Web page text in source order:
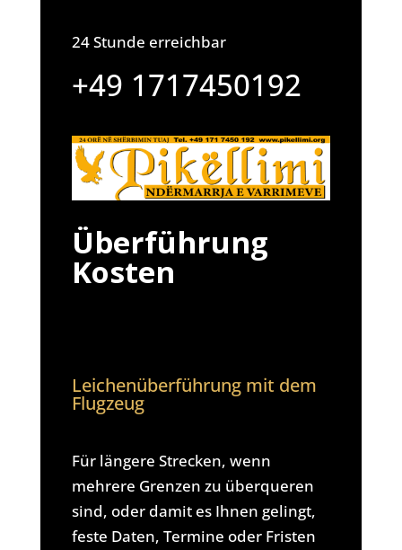
24 Stunde erreichbar
+49 1717450192
Überführung
Kosten
Leichenüberführung mit dem
Flugzeug
Für längere Strecken, wenn
mehrere Grenzen zu überqueren
sind, oder damit es Ihnen gelingt,
feste Daten, Termine oder Fristen